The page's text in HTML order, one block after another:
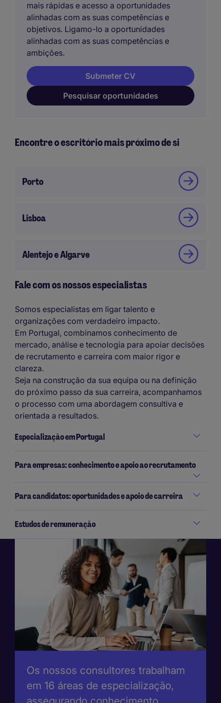
mais rápidas e acesso a oportunidades
alinhadas com as suas competências e
objetivos. Ligamo-lo a oportunidades
alinhadas com as suas competências e
ambições.
Pesquisar oportunidades
Submeter CV
Encontre o escritório mais próximo de si
Porto
Lisboa
Alentejo e Algarve
Fale com os nossos especialistas
Somos especialistas em ligar talento e
organizações com verdadeiro impacto.
Em Portugal, combinamos conhecimento de
mercado, análise e tecnologia para apoiar decisões
de recrutamento e carreira com maior rigor e
clareza.
Seja na construção da sua equipa ou na definição
do próximo passo da sua carreira, acompanhamos
o processo com uma abordagem consultiva e
orientada a resultados.
Especialização em Portugal
Para empresas: conhecimento e apoio ao recrutamento
Para candidatos: oportunidades e apoio de carreira
Estudos de remuneração
Os nossos consultores trabalham
em 16 áreas de especialização,